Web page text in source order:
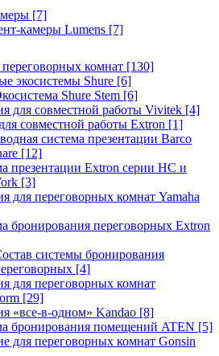
[7]
камеры Lumens [7]
комнат [130]
экосистемы Shure [6]
Shure Stem [6]
для совместной работы Vivitek [4]
совместной работы Extron [1]
система презентации Barco
[12]
презентации Extron серии HC и
[3]
для переговорных комнат Yamaha
бронирования переговорных Extron
системы бронирования
[4]
для переговорных комнат
[29]
«все-в-одном» Kandao [8]
бронирования помещений ATEN [5]
для переговорных комнат Gonsin